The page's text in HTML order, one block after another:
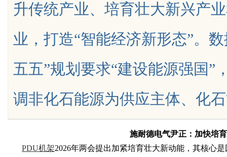
升传统产业、培育壮大新兴产
业，打造“智能经济新形态”。
五五”规划要求“建设能源强国”
调非化石能源为供应主体、化
施耐德电气尹正：加快培
PDU机架2026年两会提出加紧培育壮大新动能，其核心